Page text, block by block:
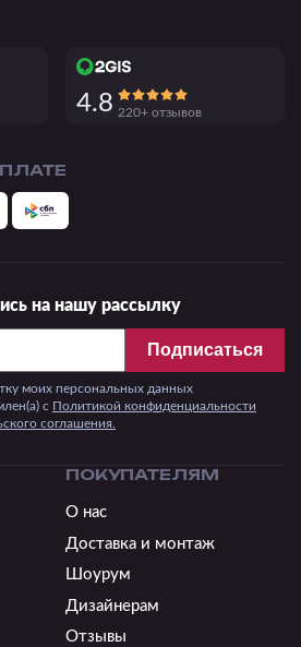
на нашу рассылку
Подписаться
моих персональных данных
с Политикой конфиденциальности
соглашения.
4.8 220+ отзывов
ПОКУПАТЕЛЯМ
О нас
Доставка и монтаж
Шоурум
Дизайнерам
Отзывы